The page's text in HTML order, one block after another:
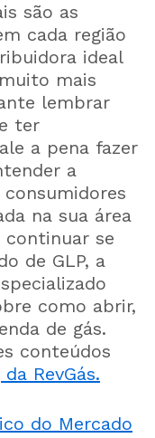
são as
cada região
ideal
mais
lembrar
ter
a pena fazer
a
na sua área
continuar se
de GLP, a
como abrir,
de gás.
conteúdos
da RevGás.
do Mercado